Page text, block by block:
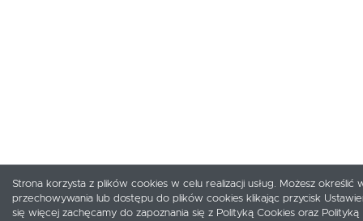
Strona korzysta z plików cookies w celu realizacji usług. Możesz określić
przechowywania lub dostępu do plików cookies klikając przycisk
się więcej zachęcamy do zapoznania się z Polityką Cookies oraz Polityką